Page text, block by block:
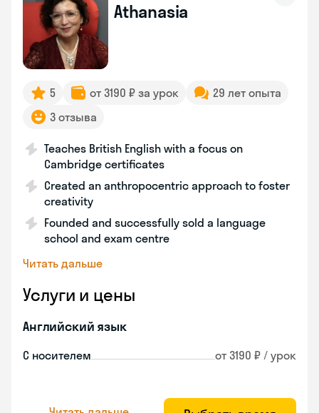
Athanasia
5 от 3190 ₽ за урок
29 лет опыта
3 отзыва
Teaches British English with a focus on
Cambridge certificates
Created an anthropocentric approach to foster
creativity
Founded and successfully sold a language
school and exam centre
Читать дальше
Услуги и цены
Английский язык
С носителем от 3190 ₽ / урок